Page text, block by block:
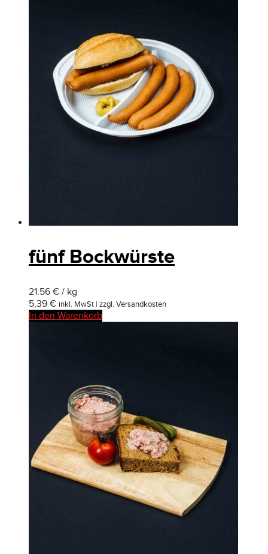
fünf Bockwürste
21.56 € / kg
5,39 € inkl. MwSt | zzgl. Versandkosten
In den Warenkorb